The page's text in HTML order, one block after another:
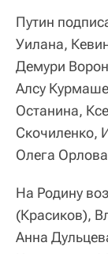
Путин
Уилана,
Демури
Алсу
Останина,
Скочиленко,
Олега
На Родину
(Красиков),
Анна